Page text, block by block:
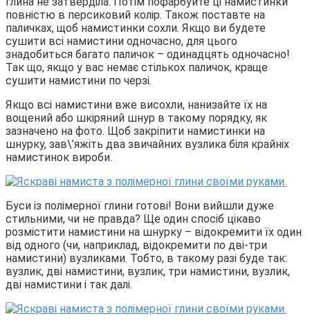
повністю в персиковий колір. Також поставте на
паличках, щоб намистинки сохли. Якщо ви будете
сушити всі намистини одночасно, для цього
знадобиться багато паличок – одинадцять одночасно!
Так що, якщо у вас немає стількох паличок, краще
сушити намистини по черзі.
Якщо всі намистини вже висохли, нанизайте їх на
вощений або шкіряний шнур в такому порядку, як
зазначено на фото. Щоб закріпити намистинки на
шнурку, зав\’яжіть два звичайних вузлика біля крайніх
намистинок вироби.
Буси із полімерної глини готові! Вони вийшли дуже
стильними, чи не правда? Ще один спосіб цікаво
розмістити намистини на шнурку – відокремити їх один
від одного (чи, наприклад, відокремити по дві-три
намистини) вузликами. Тобто, в такому разі буде так:
вузлик, дві намистини, вузлик, три намистини, вузлик,
дві намистини і так далі.